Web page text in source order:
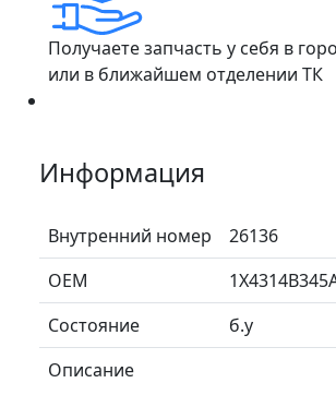
Получаете запчасть у себя в
или в ближайшем отделении ТК
Информация
Внутренний номер
26136
ОЕМ
Состояние
б.у
Описание